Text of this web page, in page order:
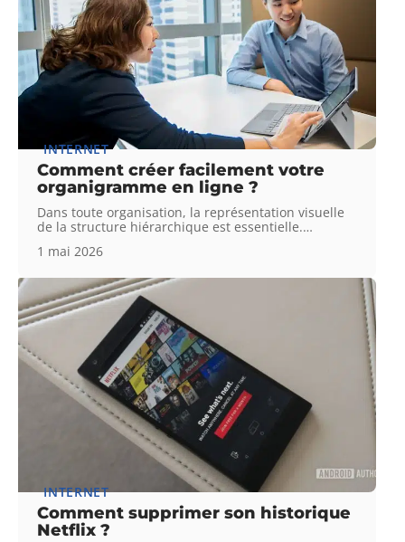
INTERNET
Comment créer facilement votre
organigramme en ligne ?
Dans toute organisation, la représentation visuelle
de la structure hiérarchique est essentielle.…
1 mai 2026
INTERNET
Comment supprimer son historique
Netflix ?